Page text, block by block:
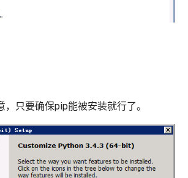
，只要确保pip能被安装就行了。